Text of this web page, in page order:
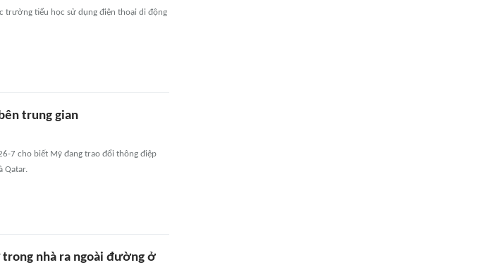
trường tiểu học sử dụng điện thoại di động
trung gian
7 cho biết Mỹ đang trao đổi thông điệp
Qatar.
trong nhà ra ngoài đường ở